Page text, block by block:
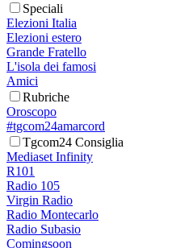
Speciali
Elezioni Italia
Elezioni estero
Grande Fratello
L'isola dei famosi
Amici
Rubriche
Oroscopo
#tgcom24amarcord
Tgcom24 Consiglia
Mediaset Infinity
R101
Radio 105
Virgin Radio
Radio Montecarlo
Radio Subasio
Comingsoon